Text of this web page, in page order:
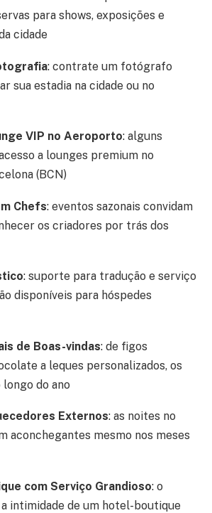
para shows, exposições e
cidade
: contrate um fotógrafo
sua estadia na cidade ou no
VIP no Aeroporto: alguns
a lounges premium no
(BCN)
Chefs: eventos sazonais convidam
os criadores por trás dos
: suporte para tradução e serviço
disponíveis para hóspedes
de Boas-vindas: de figos
a leques personalizados, os
do ano
Externos: as noites no
aconchegantes mesmo nos meses
com Serviço Grandioso: o
intimidade de um hotel-boutique